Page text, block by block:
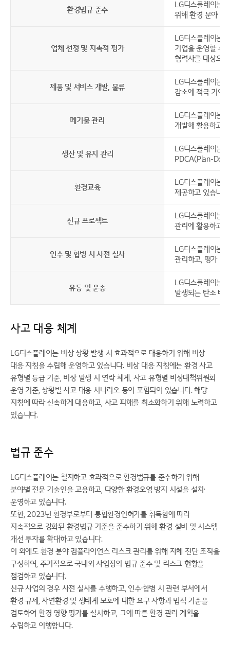
환경법규 준수
LG디스플레이는
위해 환경 분야 컴
업체 선정 및 지속적 평가
LG디스플레이는
기업을 운영할 수
협력사를 대상으
제품 및 서비스 개발, 물류
LG디스플레이는
감소에 적극 기여
폐기물 관리
LG디스플레이는
개발해 활용하고
생산 및 유지 관리
LG디스플레이는
PDCA(Plan-Do-
환경교육
LG디스플레이는
제공하고 있습니다.
신규 프로젝트
LG디스플레이는
관리에 활용하고
인수 및 합병 시 사전 실사
LG디스플레이는
관리하고, 평가 결
유통 및 운송
LG디스플레이는
발생되는 탄소 배
사고 대응 체계
LG디스플레이는 비상 상황 발생 시 효과적으로 대응하기 위해 비상
대응 지침을 수립해 운영하고 있습니다. 비상 대응 지침에는 환경 사고
유형별 등급 기준, 비상 발생 시 연락 체계, 사고 유형별 비상대책위원회
운영 기준, 상황별 사고 대응 시나리오 등이 포함되어 있습니다. 해당
지침에 따라 신속하게 대응하고, 사고 피해를 최소화하기 위해 노력하고
있습니다.
법규 준수
LG디스플레이는 철저하고 효과적으로 환경법규를 준수하기 위해
분야별 전문 기술인을 고용하고, 다양한 환경오염 방지 시설을 설치·
운영하고 있습니다.
또한, 2023년 환경부로부터 통합환경인허가를 취득함에 따라
지속적으로 강화된 환경법규 기준을 준수하기 위해 환경 설비 및 시스템
개선 투자를 확대하고 있습니다.
이 외에도 환경 분야 컴플라이언스 리스크 관리를 위해 자체 진단 조직을
구성하여, 주기적으로 국내외 사업장의 법규 준수 및 리스크 현황을
점검하고 있습니다.
신규 사업의 경우 사전 실사를 수행하고, 인수·합병 시 관련 부서에서
환경 규제, 자연환경 및 생태계 보호에 대한 요구 사항과 법적 기준을
검토하여 환경 영향 평가를 실시하고, 그에 따른 환경 관리 계획을
수립하고 이행합니다.